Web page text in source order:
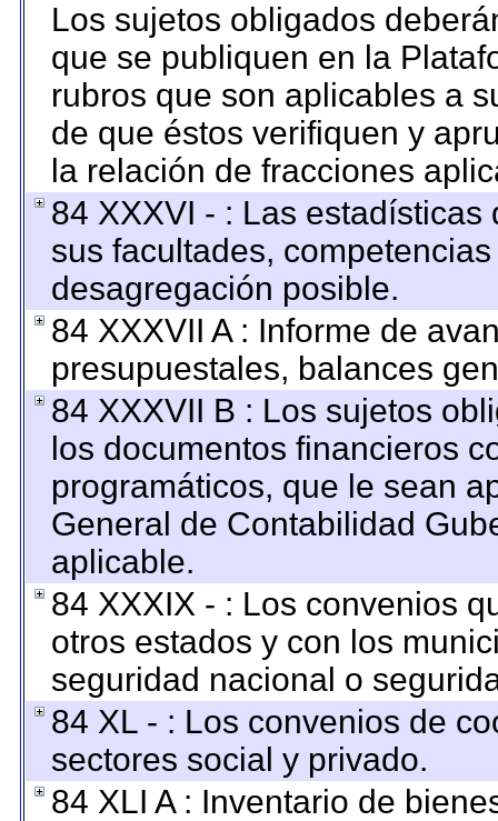
Los sujetos obligados
que se publiquen en la
rubros que son aplicables a
de que éstos verifiquen y
la relación de fracciones
84 XXXVI - : Las
sus facultades,
desagregación posible.
84 XXXVII A : Informe de
presupuestales, balances
84 XXXVII B : Los sujetos
los documentos financieros
programáticos, que le sean
General de Contabilidad
aplicable.
84 XXXIX - : Los convenios
otros estados y con los
seguridad nacional o
84 XL - : Los convenios de
sectores social y privado.
84 XLI A : Inventario de